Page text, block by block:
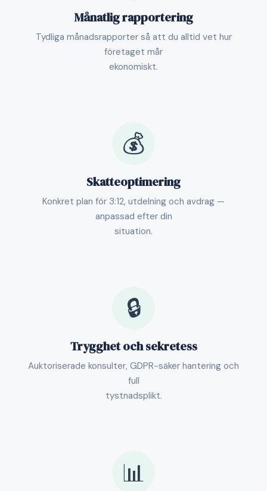
Månatlig rapportering
Tydliga månadsrapporter så att du alltid vet hur
företaget mår
ekonomiskt.
💰
Skatteoptimering
Konkret plan för 3:12, utdelning och avdrag —
anpassad efter din
situation.
🔒
Trygghet och sekretess
Auktoriserade konsulter, GDPR-säker hantering och
full
tystnadsplikt.
📊